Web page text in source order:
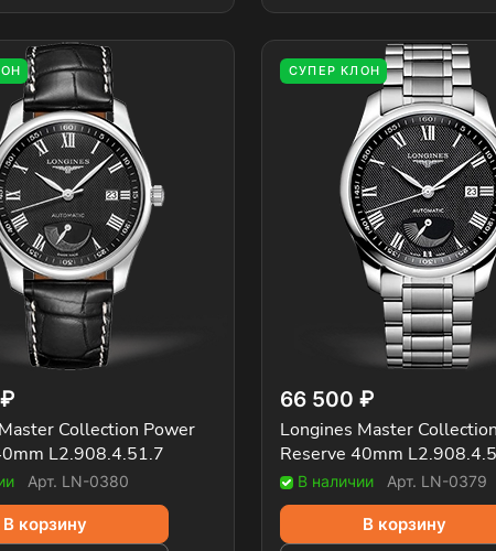
Collection Power
L2.908.4.51.7
Арт. LN-0380
В корзину
СУПЕР КЛОН
66 500 ₽
Longines Master
Reserve 40mm
В наличии Арт. LN-0379
В корзину